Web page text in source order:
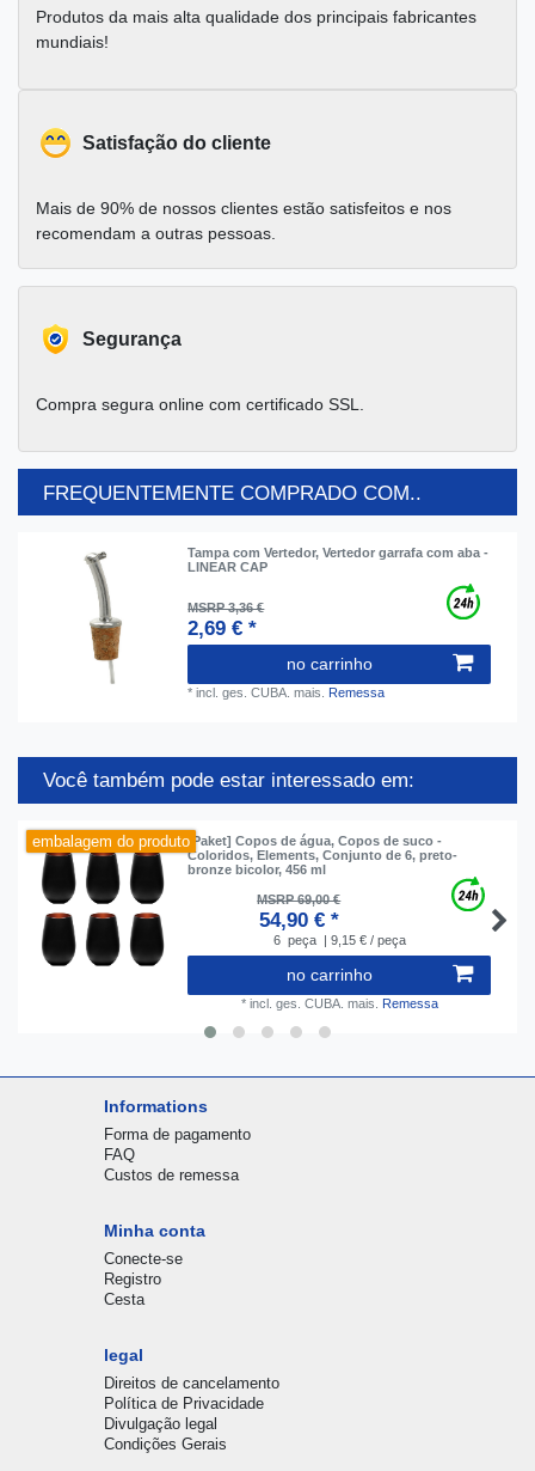
Produtos da mais alta qualidade dos principais fabricantes
mundiais!
Satisfação do cliente
Mais de 90% de nossos clientes estão satisfeitos e nos
recomendam a outras pessoas.
Segurança
Compra segura online com certificado SSL.
FREQUENTEMENTE COMPRADO COM..
Tampa com Vertedor, Vertedor garrafa com aba -
LINEAR CAP
MSRP 3,36 €
2,69 € *
no carrinho
*incl. ges. CUBA. mais. Remessa
Você também pode estar interessado em:
embalagem do produto[Paket] Copos de água, Copos de suco -
Coloridos, Elements, Conjunto de 6, preto-
bronze bicolor, 456 ml
MSRP 69,00 €
54,90 € *
6 peça | 9,15 € / peça
no carrinho
* incl. ges. CUBA. mais. Remessa
Informations
Forma de pagamento
FAQ
Custos de remessa
Minha conta
Conecte-se
Registro
Cesta
legal
Direitos de cancelamento
Política de Privacidade
Divulgação legal
Condições Gerais